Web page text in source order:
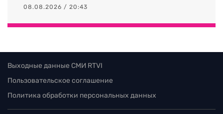
08.08.2026 / 20:43
Выходные данные СМИ RTVI
Пользовательское соглашение
Политика обработки персональных данных